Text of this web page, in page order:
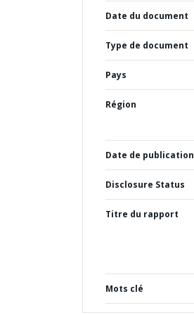
Date du document
Type de document
Pays
Région
Date de publication
Disclosure Status
Titre du rapport
Mots clé